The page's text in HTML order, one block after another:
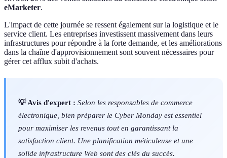
eMarketer.
L'impact de cette journée se ressent également sur la logistique et le
service client. Les entreprises investissent massivement dans leurs
infrastructures pour répondre à la forte demande, et les améliorations
dans la chaîne d'approvisionnement sont souvent nécessaires pour
gérer cet afflux subit d'achats.
💡 Avis d'expert : Selon les responsables de commerce
électronique, bien préparer le Cyber Monday est essentiel
pour maximiser les revenus tout en garantissant la
satisfaction client. Une planification méticuleuse et une
solide infrastructure Web sont des clés du succès.